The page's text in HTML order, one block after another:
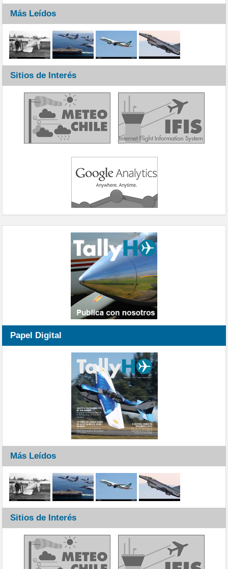
Más Leídos
Sitios de Interés
Papel Digital
Más Leídos
Sitios de Interés